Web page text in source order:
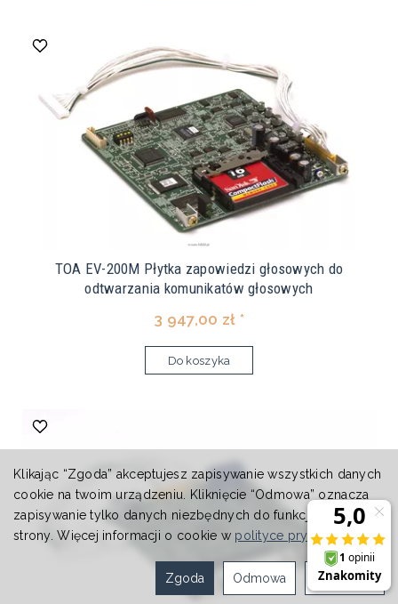
TOA EV-200M Płytka zapowiedzi głosowych do
odtwarzania komunikatów głosowych
3 947,00 zł *
Do koszyka
Klikając “Zgoda” akceptujesz zapisywanie wszystkich danych
cookie na twoim urządzeniu. Kliknięcie “Odmowa” oznacza
zapisywanie tylko danych niezbędnych do funkcjonowania
strony. Więcej informacji o cookie w polityce prywatności.
Ustawienia
Odmowa
Zgoda